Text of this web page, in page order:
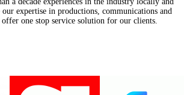
expertise in productions, communications and
offer one stop service solution for our clients.